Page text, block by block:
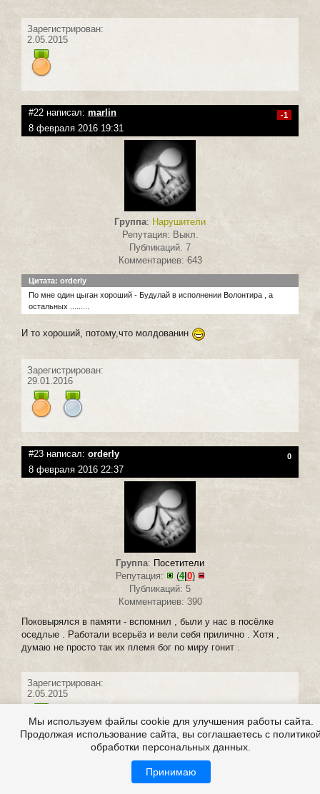
Зарегистрирован:
2.05.2015
#22 написал: marlin -1
8 февраля 2016 19:31
Группа: Нарушители
Репутация: Выкл.
Публикаций: 7
Комментариев: 643
Цитата: orderly
По мне один цыган хороший - Будулай в исполнении Волонтира , а
остальных .........
И то хороший, потому,что молдованин
Зарегистрирован:
29.01.2016
#23 написал: orderly 0
8 февраля 2016 22:37
Группа: Посетители
Репутация:
(4| 0)
Публикаций: 5
Комментариев: 390
Поковырялся в памяти - вспомнил , были у нас в посёлке
оседлые . Работали всерьёз и вели себя прилично . Хотя ,
думаю не просто так их племя бог по миру гонит .
Зарегистрирован:
2.05.2015
Мы используем файлы cookie для улучшения работы сайта.
Продолжая использование сайта, вы соглашаетесь с
обработки персональных данных.
Принимаю